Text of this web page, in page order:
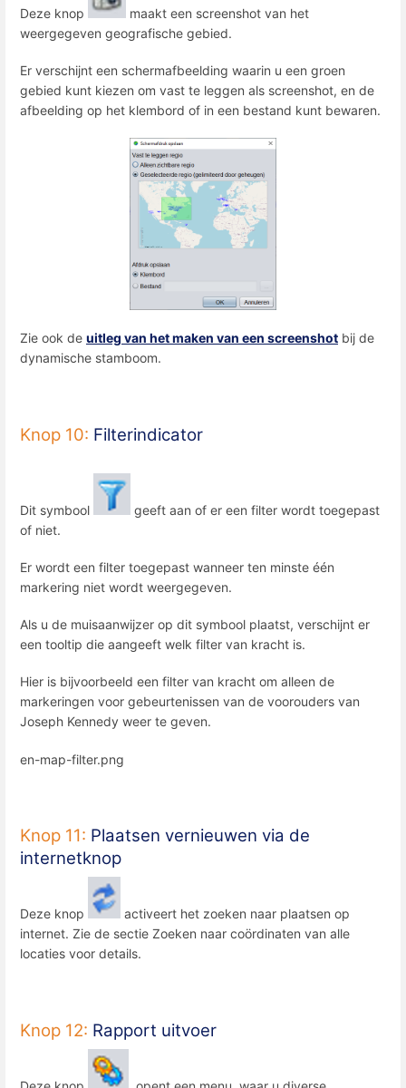
Deze knop
maakt een screenshot van het
weergegeven geografische gebied.
Er verschijnt een schermafbeelding waarin u een groen
gebied kunt kiezen om vast te leggen als screenshot, en de
afbeelding op het klembord of in een bestand kunt bewaren.
Zie ook de uitleg van het maken van een screenshot bij de
dynamische stamboom.
Knop 10: Filterindicator
Dit symbool
geeft aan of er een filter wordt toegepast
of niet.
Er wordt een filter toegepast wanneer ten minste één
markering niet wordt weergegeven.
Als u de muisaanwijzer op dit symbool plaatst, verschijnt er
een tooltip die aangeeft welk filter van kracht is.
Hier is bijvoorbeeld een filter van kracht om alleen de
markeringen voor gebeurtenissen van de voorouders van
Joseph Kennedy weer te geven.
en-map-filter.png
Knop 11: Plaatsen vernieuwen via de
internetknop
Deze knop
activeert het zoeken naar plaatsen op
internet. Zie de sectie Zoeken naar coördinaten van alle
locaties voor details.
Knop 12: Rapport uitvoer